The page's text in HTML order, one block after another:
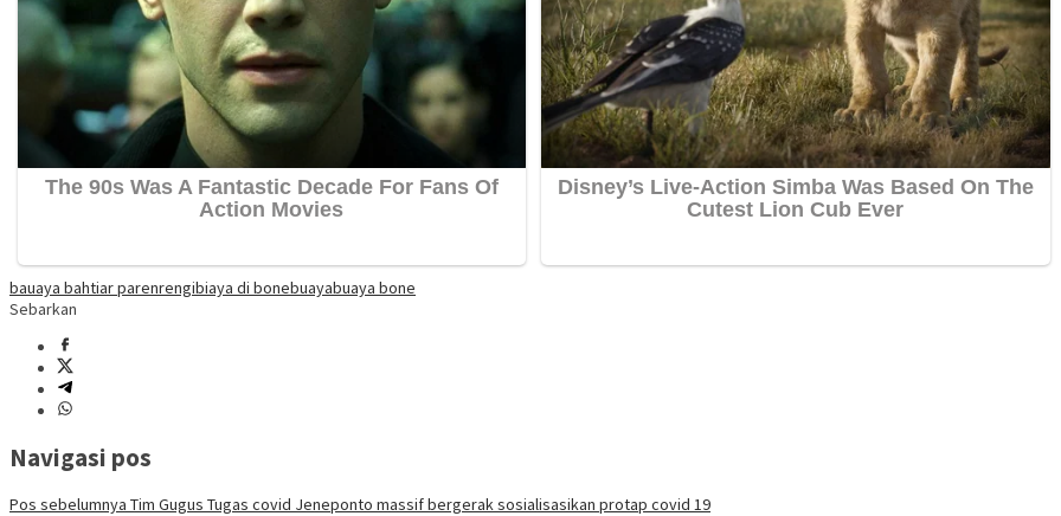
bauaya bahtiar parenrengibiaya di bonebuayabuaya bone
Sebarkan
Navigasi pos
Pos sebelumnya Tim Gugus Tugas covid Jeneponto massif bergerak sosialisasikan protap covid 19